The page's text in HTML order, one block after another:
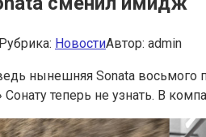
Рубрика: НовостиАвтор: admin
нынешняя Sonata восьмого
теперь не узнать. В